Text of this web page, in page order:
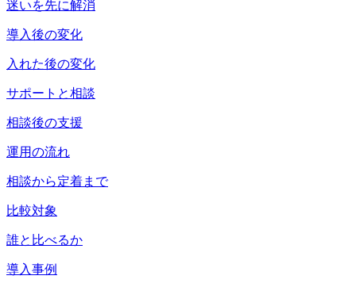
迷いを先に解消
導入後の変化
入れた後の変化
サポートと相談
相談後の支援
運用の流れ
相談から定着まで
比較対象
誰と比べるか
導入事例